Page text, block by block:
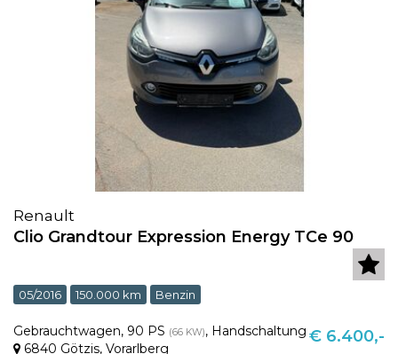
Renault
Clio Grandtour Expression Energy TCe 90
05/2016 150.000 km Benzin
Gebrauchtwagen, 90 PS (66 KW), Handschaltung
6840 Götzis, Vorarlberg
€ 6.400,-